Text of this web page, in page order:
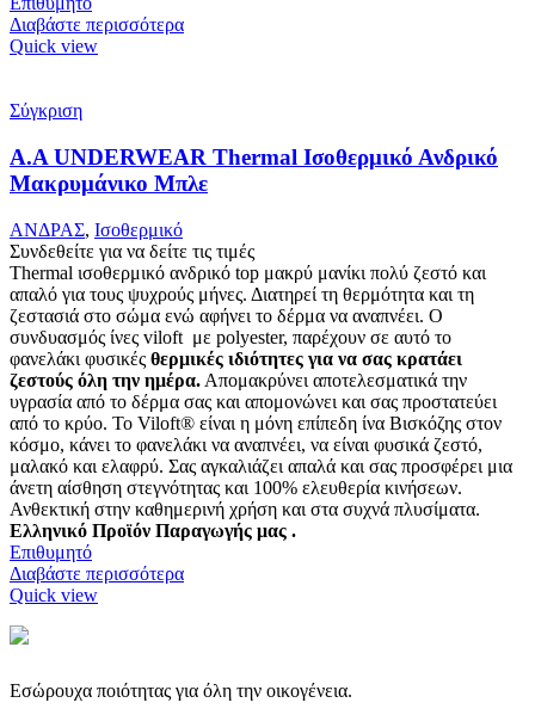
Διαβάστε περισσότερα
Quick view
Σύγκριση
Α.A UNDERWEAR Thermal Ισοθερμικό Ανδρικό
Μακρυμάνικο Μπλε
ΑΝΔΡΑΣ, Ισοθερμικό
Συνδεθείτε για να δείτε τις τιμές
Thermal ισοθερμικό ανδρικό top μακρύ μανίκι πολύ ζεστό και
απαλό για τους ψυχρούς μήνες. Διατηρεί τη θερμότητα και τη
ζεστασιά στο σώμα ενώ αφήνει το δέρμα να αναπνέει. Ο
συνδυασμός ίνες viloft με polyester, παρέχουν σε αυτό το
φανελάκι φυσικές θερμικές ιδιότητες για να σας κρατάει
ζεστούς όλη την ημέρα. Απομακρύνει αποτελεσματικά την
υγρασία από το δέρμα σας και απομονώνει και σας προστατεύει
από το κρύο. Το Viloft® είναι η μόνη επίπεδη ίνα Βισκόζης στον
κόσμο, κάνει το φανελάκι να αναπνέει, να είναι φυσικά ζεστό,
μαλακό και ελαφρύ. Σας αγκαλιάζει απαλά και σας προσφέρει μια
άνετη αίσθηση στεγνότητας και 100% ελευθερία κινήσεων.
Ανθεκτική στην καθημερινή χρήση και στα συχνά πλυσίματα.
Ελληνικό Προϊόν Παραγωγής μας .
Επιθυμητό
Διαβάστε περισσότερα
Quick view
Εσώρουχα ποιότητας για όλη την οικογένεια.